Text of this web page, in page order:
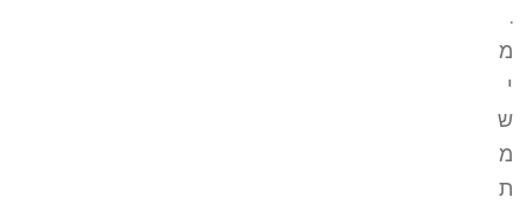
.
מ
י
ש
מ
ת